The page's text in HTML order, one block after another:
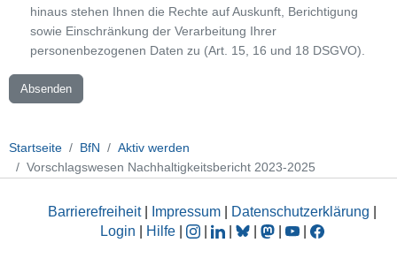
hinaus stehen Ihnen die Rechte auf Auskunft, Berichtigung
sowie Einschränkung der Verarbeitung Ihrer
personenbezogenen Daten zu (Art. 15, 16 und 18 DSGVO).
Absenden
Startseite BfN
Aktiv werden
Vorschlagswesen Nachhaltigkeitsbericht 2023-2025
Barrierefreiheit| Impressum Datenschutzerklärung
Login
Hilfe